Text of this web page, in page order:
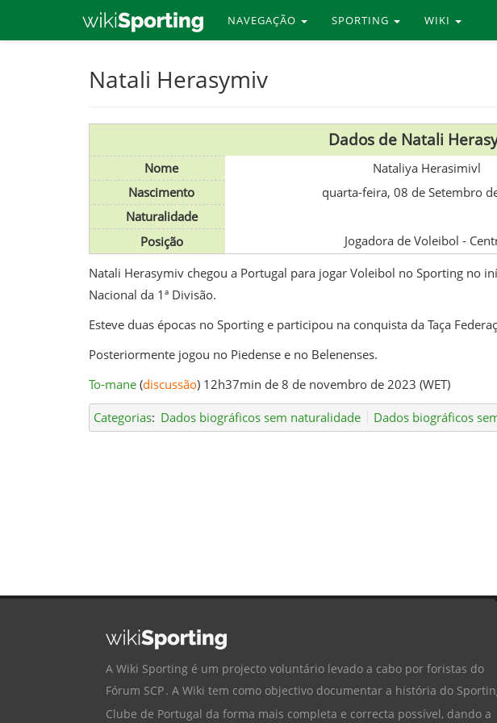
NAVEGAÇÃO SPORTING WIKI
Natali Herasymiv
Dados de Natali
Nome
Nataliya Herasimivl
Nascimento
quarta-feira, 08 de Setembro
Naturalidade
Posição
Jogadora de Voleibol -
Natali Herasymiv chegou a Portugal para jogar Voleibol no Sporting no
Nacional da 1ª Divisão.
Esteve duas épocas no Sporting e participou na conquista da Taça
Posteriormente jogou no Piedense e no Belenenses.
To-mane(discussão) 12h37min de 8 de novembro de 2023 (WET)
Categorias: Dados biográficos sem naturalidade Dados biográficos
A Wiki Sporting é um projecto voluntário levado a cabo por foristas do
Fórum SCP. A Wiki tem como objectivo documentar a história do
Clube de Portugal da forma mais completa e correcta possível, dando a